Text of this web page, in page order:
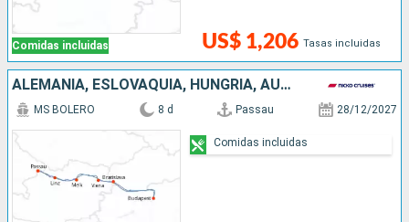
Comidas incluidas US$ 1,206 Tasas incluidas
ALEMANIA, ESLOVAQUIA, HUNGRÍA, AUSTRIA
MS BOLERO 8 d Passau 28/12/2027
Comidas incluidas